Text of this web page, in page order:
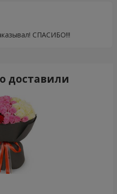
СПАСИБО!!!
доставили